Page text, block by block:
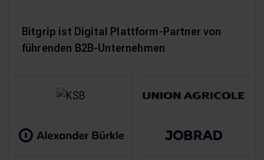
Bitgrip ist Digital Plattform-Partner von
führenden B2B-Unternehmen